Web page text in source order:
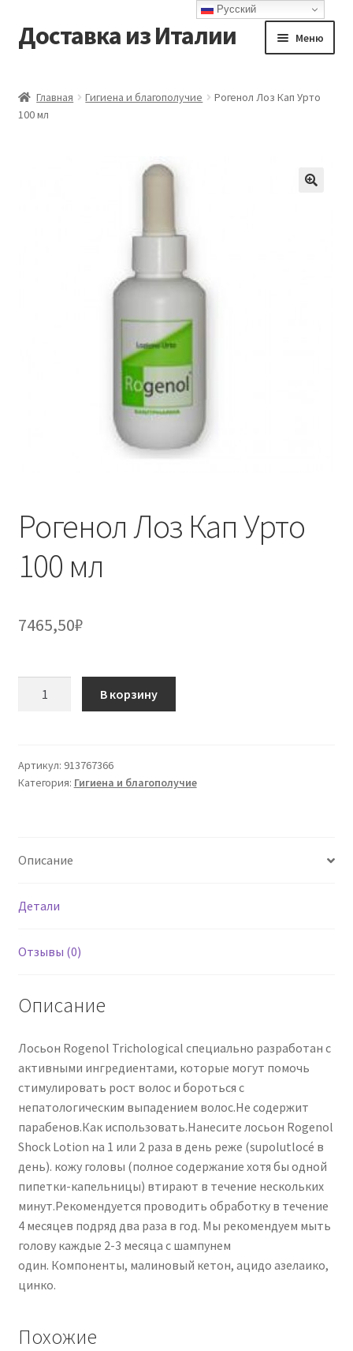
Перейти
к
Перейти
к
Доставка из Италии Меню
Доставка
Оформление заказа
Главная Гигиена и благополучие
Рогенол Лоз Кап Урто
100 мл
Рогенол Лоз Кап Урто
100 мл
7465,50₽
Кап
Урто
В корзину
Артикул: 913767366
Категория: Гигиена и благополучие
Описание
Детали
Отзывы (0)
Описание
Лосьон Rogenol Trichological специально разработан с
активными ингредиентами, которые могут помочь
стимулировать рост волос и бороться с
непатологическим выпадением волос.Не содержит
парабенов.Как использовать.Нанесите лосьон Rogenol
Shock Lotion на 1 или 2 раза в день реже (supolutlocé в
день). кожу головы (полное содержание хотя бы одной
пипетки-капельницы) втирают в течение нескольких
минут.Рекомендуется проводить обработку в течение
4 месяцев подряд два раза в год. Мы рекомендуем мыть
голову каждые 2-3 месяца с шампунем
один. Компоненты, малиновый кетон, ацидо азелаико,
цинко.
Похожие
Русский